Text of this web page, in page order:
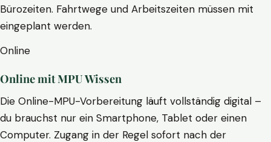
Bürozeiten. Fahrtwege und Arbeitszeiten müssen mit
eingeplant werden.
Online
Online mit MPU Wissen
Die Online-MPU-Vorbereitung läuft vollständig digital –
du brauchst nur ein Smartphone, Tablet oder einen
Computer. Zugang in der Regel sofort nach der